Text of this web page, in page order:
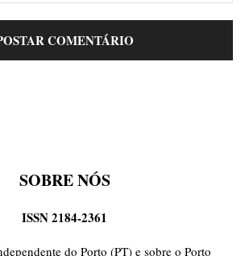
SOBRE NÓS
ISSN 2184-2361
do Porto (PT) e sobre o Porto